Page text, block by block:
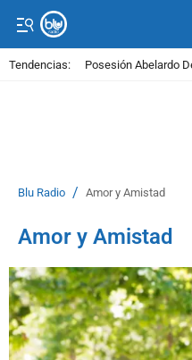
Tendencias: Posesión Abelardo
Blu Radio / Amor y Amistad
Amor y Amistad